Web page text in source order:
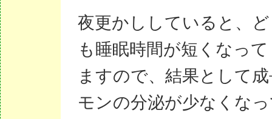
夜更かししていると、
も睡眠時間が短くなっ
ますので、結果として
モンの分泌が少なくな